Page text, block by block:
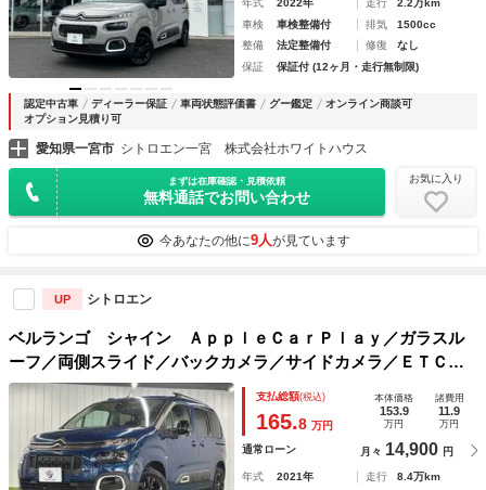
年式 2022年 走行
2.2万km
車検
車検整備付 排気
1500cc
整備
法定整備付 修復
なし
保証
保証付 (12ヶ月・走行無制限)
認定中古車 ディーラー保証 車両状態評価書 グー鑑定
オンライン商談可
オプション見積り可
愛知県一宮市 シトロエン一宮 株式会社ホワイトハウス
まずは在庫確認・見積依頼
無料通話でお問い合わせ
お気に入り
今あなたの他に9人が見ています
UP シトロエン
ベルランゴ シャイン ＡｐｐｌｅＣａｒＰｌａｙ／ガラスル
ーフ／両側スライド／バックカメラ／サイドカメラ／ＥＴＣ車
載器／ブラインドスポットモニター／コーナーセンサー／パド
ルシフト／クルーズコントロール／プッシュスタート
支払総額(税込)
165.8 万円
本体価格
153.9
万円
諸費用
11.9
万円
通常ローン 月々 14,900 円
年式 2021年 走行
8.4万km